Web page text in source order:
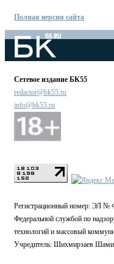
Полная версия сайта
Сетевое издание БК55
redactor@bk55.ru
info@bk55.ru
Регистрационный номер: ЭЛ №
Федеральной службой по
технологий и массовый
Учредитель: Шихмирзаев